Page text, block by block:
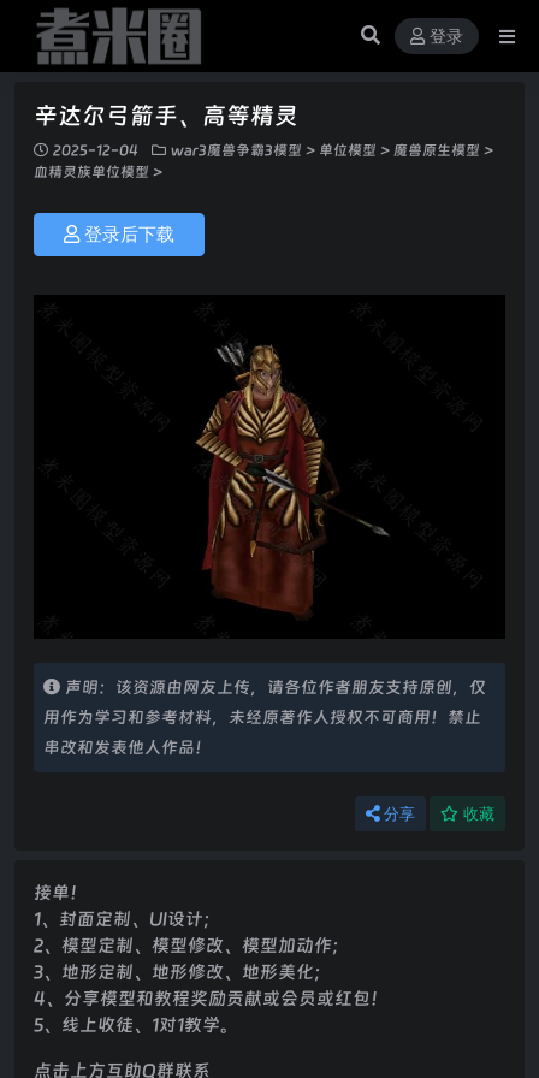
登录
辛达尔弓箭手、高等精灵
2025-12-04 war3魔兽争霸3模型 > 单位模型 > 魔兽原生模型 >
血精灵族单位模型 >
登录后下载
声明：该资源由网友上传，请各位作者朋友支持原创，仅
用作为学习和参考材料，未经原著作人授权不可商用！禁止
串改和发表他人作品！
分享 收藏
接单！
1、封面定制、UI设计；
2、模型定制、模型修改、模型加动作；
3、地形定制、地形修改、地形美化；
4、分享模型和教程奖励贡献或会员或红包！
5、线上收徒、1对1教学。
点击上方互助Q群联系